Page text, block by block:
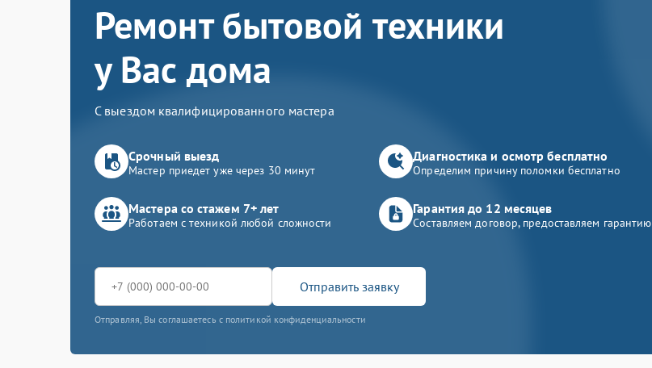
Ремонт бытовой техники
у Вас дома
С выездом квалифицированного мастера
Срочный выезд
Мастер приедет уже через 30 минут
Диагностика и осмотр бесплатно
Определим причину поломки бесплатно
Мастера со стажем 7+ лет
Работаем с техникой любой сложности
Гарантия до 12 месяцев
Составляем договор, предоставляем гарантию
Отправить заявку
Отправляя, Вы соглашаетесь с политикой конфиденциальности